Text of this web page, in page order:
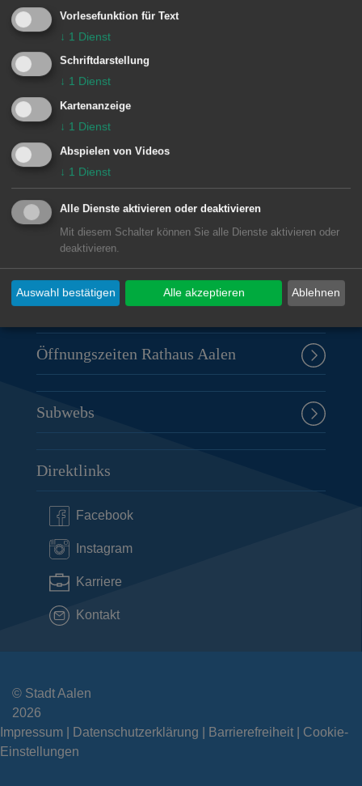
Leben.
© Stadt Aalen, 26.10.2015
Unsere Anschrift
Rathaus Aalen
Marktplatz 30
07361 52-0
presseamt@aalen.de
Öffnungszeiten Rathaus Aalen
Subwebs
Direktlinks
Facebook
Instagram
Karriere
Kontakt
© Stadt Aalen
2026
Impressum
Datenschutzerklärung Barrierefreiheit
Cookie-
Einstellungen
Vorlesefunktion für Text
↓ 1 Dienst
Schriftdarstellung
↓ 1 Dienst
Kartenanzeige
↓ 1 Dienst
Abspielen von Videos
↓ 1 Dienst
Alle Dienste aktivieren oder deaktivieren
Mit diesem Schalter können Sie alle Dienste aktivieren oder
deaktivieren.
Ablehnen
Auswahl bestätigen Alle akzeptieren